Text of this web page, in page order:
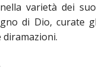
varietà dei
di Dio, curate